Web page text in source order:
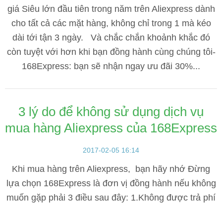
giá Siêu lớn đầu tiên trong năm trên Aliexpress dành
cho tất cả các mặt hàng, không chỉ trong 1 mà kéo
dài tới tận 3 ngày. Và chắc chắn khoảnh khắc đó
còn tuyệt với hơn khi bạn đồng hành cùng chúng tôi-
168Express: bạn sẽ nhận ngay ưu đãi 30%...
3 lý do để không sử dụng dịch vụ
mua hàng Aliexpress của 168Express
2017-02-05 16:14
Khi mua hàng trên Aliexpress, bạn hãy nhớ Đừng
lựa chọn 168Express là đơn vị đồng hành nếu không
muốn gặp phải 3 điều sau đây: 1.Không được trả phí